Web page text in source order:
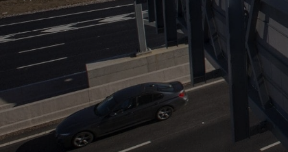
Digitalización
Ingeniería